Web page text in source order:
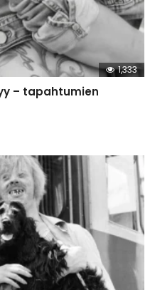
1,333
– tapahtumien